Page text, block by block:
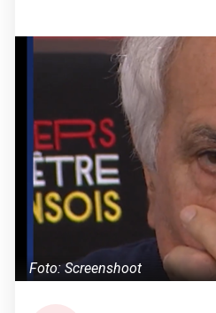
Foto: Screenshoot